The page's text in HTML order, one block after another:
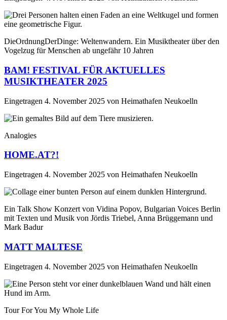
DieOrdnungDerDinge: Weltenwandern. Ein Musiktheater über den
Vogelzug für Menschen ab ungefähr 10 Jahren
BAM! FESTIVAL FÜR AKTUELLES
MUSIKTHEATER 2025
Eingetragen 4. November 2025 von Heimathafen Neukoelln
Analogies
HOME.AT?!
Eingetragen 4. November 2025 von Heimathafen Neukoelln
Ein Talk Show Konzert von Vidina Popov, Bulgarian Voices Berlin
mit Texten und Musik von Jördis Triebel, Anna Brüggemann und
Mark Badur
MATT MALTESE
Eingetragen 4. November 2025 von Heimathafen Neukoelln
Tour For You My Whole Life